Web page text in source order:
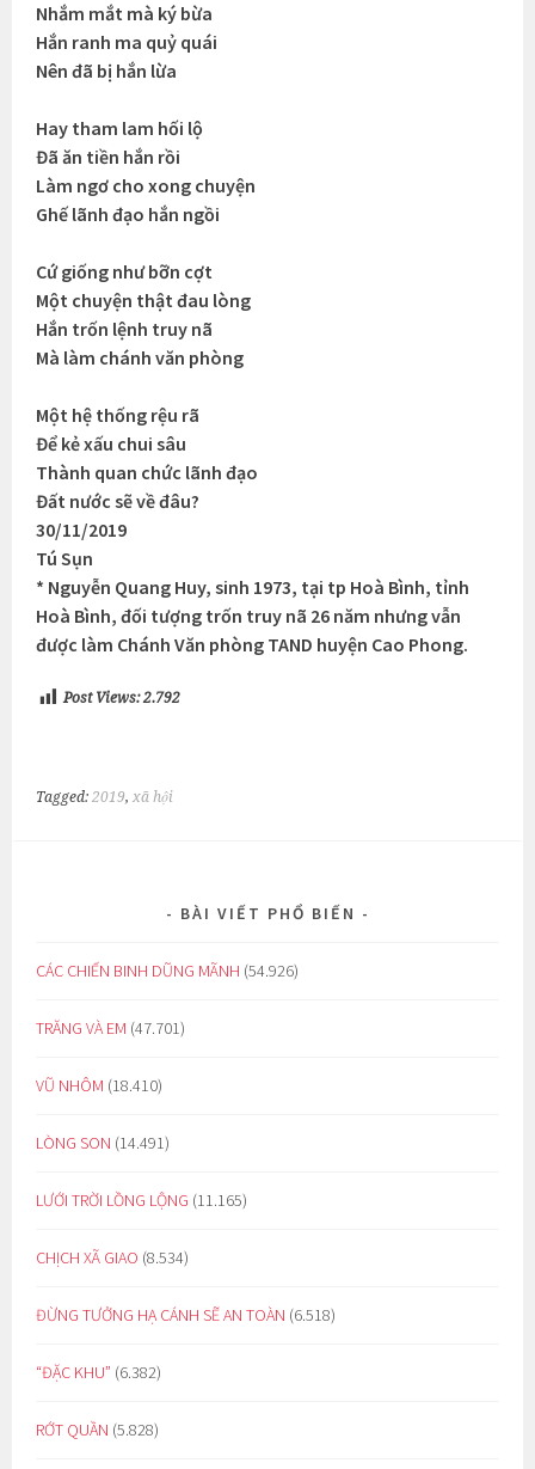
Nhắm mắt mà ký bừa
Hắn ranh ma quỷ quái
Nên đã bị hắn lừa
Hay tham lam hối lộ
Đã ăn tiền hắn rồi
Làm ngơ cho xong chuyện
Ghế lãnh đạo hắn ngồi
Cứ giống như bỡn cợt
Một chuyện thật đau lòng
Hắn trốn lệnh truy nã
Mà làm chánh văn phòng
Một hệ thống rệu rã
Để kẻ xấu chui sâu
Thành quan chức lãnh đạo
Đất nước sẽ về đâu?
30/11/2019
Tú Sụn
* Nguyễn Quang Huy, sinh 1973, tại tp Hoà Bình, tỉnh
Hoà Bình, đối tượng trốn truy nã 26 năm nhưng vẫn
được làm Chánh Văn phòng TAND huyện Cao Phong.
Post Views: 2.792
Tagged:2019,xã hội
BÀI VIẾT PHỔ BIẾN
CÁC CHIẾN BINH DŨNG MÃNH (54.926)
TRĂNG VÀ EM (47.701)
VŨ NHÔM (18.410)
LÒNG SON (14.491)
LƯỚI TRỜI LỒNG LỘNG (11.165)
CHỊCH XÃ GIAO (8.534)
ĐỪNG TƯỞNG HẠ CÁNH SẼ AN TOÀN (6.518)
“ĐẶC KHU” (6.382)
RỚT QUẦN (5.828)